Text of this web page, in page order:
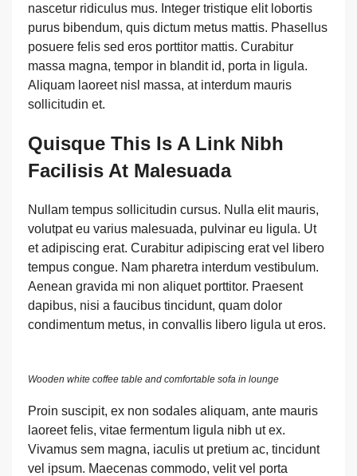
nascetur ridiculus mus. Integer tristique elit lobortis
purus bibendum, quis dictum metus mattis. Phasellus
posuere felis sed eros porttitor mattis. Curabitur
massa magna, tempor in blandit id, porta in ligula.
Aliquam laoreet nisl massa, at interdum mauris
sollicitudin et.
Quisque This Is A Link Nibh
Facilisis At Malesuada
Nullam tempus sollicitudin cursus. Nulla elit mauris,
volutpat eu varius malesuada, pulvinar eu ligula. Ut
et adipiscing erat. Curabitur adipiscing erat vel libero
tempus congue. Nam pharetra interdum vestibulum.
Aenean gravida mi non aliquet porttitor. Praesent
dapibus, nisi a faucibus tincidunt, quam dolor
condimentum metus, in convallis libero ligula ut eros.
Wooden white coffee table and comfortable sofa in lounge
Proin suscipit, ex non sodales aliquam, ante mauris
laoreet felis, vitae fermentum ligula nibh ut ex.
Vivamus sem magna, iaculis ut pretium ac, tincidunt
vel ipsum. Maecenas commodo, velit vel porta